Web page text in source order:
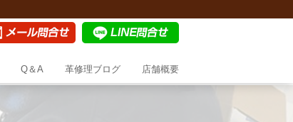
Q＆A 革修理ブログ 店舗概要